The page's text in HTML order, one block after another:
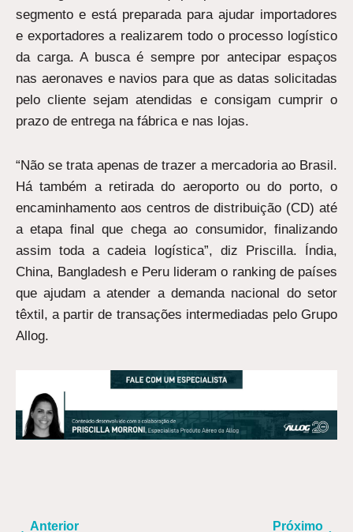
segmento e está preparada para ajudar importadores
e exportadores a realizarem todo o processo logístico
da carga. A busca é sempre por antecipar espaços
nas aeronaves e navios para que as datas solicitadas
pelo cliente sejam atendidas e consigam cumprir o
prazo de entrega na fábrica e nas lojas.
“Não se trata apenas de trazer a mercadoria ao Brasil.
Há também a retirada do aeroporto ou do porto, o
encaminhamento aos centros de distribuição (CD) até
a etapa final que chega ao consumidor, finalizando
assim toda a cadeia logística”, diz Priscilla. Índia,
China, Bangladesh e Peru lideram o ranking de países
que ajudam a atender a demanda nacional do setor
têxtil, a partir de transações intermediadas pelo Grupo
Allog.
Anterior Próximo